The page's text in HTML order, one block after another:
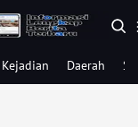
Kejadian Daerah